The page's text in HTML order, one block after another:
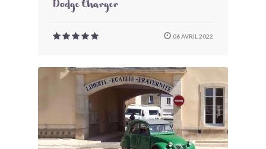
Dodge Charger
06 AVRIL 2022